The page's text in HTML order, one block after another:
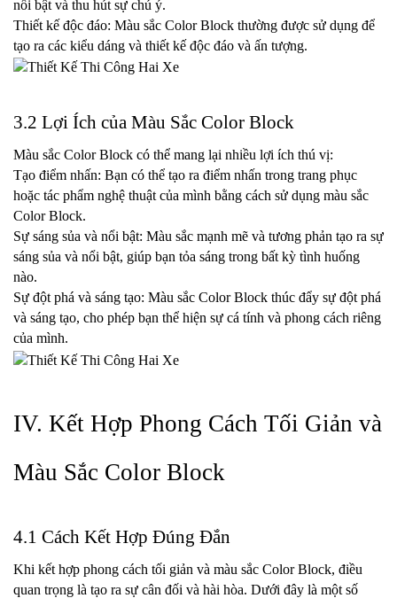
nổi bật và thu hút sự chú ý.
Thiết kế độc đáo: Màu sắc Color Block thường được sử dụng để
tạo ra các kiểu dáng và thiết kế độc đáo và ấn tượng.
3.2 Lợi Ích của Màu Sắc Color Block
Màu sắc Color Block có thể mang lại nhiều lợi ích thú vị:
Tạo điểm nhấn: Bạn có thể tạo ra điểm nhấn trong trang phục
hoặc tác phẩm nghệ thuật của mình bằng cách sử dụng màu sắc
Color Block.
Sự sáng sủa và nổi bật: Màu sắc mạnh mẽ và tương phản tạo ra sự
sáng sủa và nổi bật, giúp bạn tỏa sáng trong bất kỳ tình huống
nào.
Sự đột phá và sáng tạo: Màu sắc Color Block thúc đẩy sự đột phá
và sáng tạo, cho phép bạn thể hiện sự cá tính và phong cách riêng
của mình.
IV. Kết Hợp Phong Cách Tối Giản và
Màu Sắc Color Block
4.1 Cách Kết Hợp Đúng Đắn
Khi kết hợp phong cách tối giản và màu sắc Color Block, điều
quan trọng là tạo ra sự cân đối và hài hòa. Dưới đây là một số